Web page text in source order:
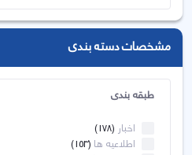
مشخصات دسته بندی
طبقه بندی
اخبار (178)
اطلاعیه ها (153)